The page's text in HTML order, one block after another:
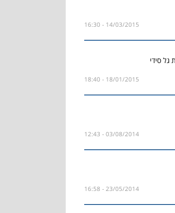
14/03/2015 - 16:30
גל סידי
18/01/2015 - 18:40
03/08/2014 - 12:43
23/05/2014 - 16:58